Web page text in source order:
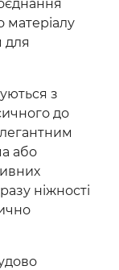
матеріалу
для
з
до
або
ніжності